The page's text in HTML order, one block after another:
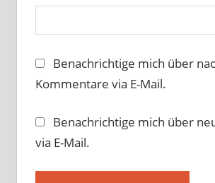
Benachrichtige mich über
Kommentare via E-Mail.
Benachrichtige mich über
via E-Mail.